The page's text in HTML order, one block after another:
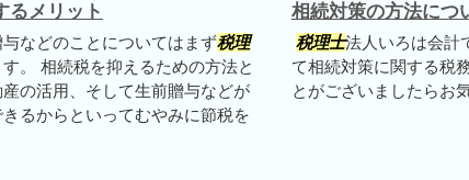
るメリット
などのことについてはまず税理
。 相続税を抑えるための方法と
の活用、そして生前贈与などが
るからといってむやみに節税を
相続対策の方法につ
税理士法人いろは会計
て相続対策に関する税
とがございましたらお